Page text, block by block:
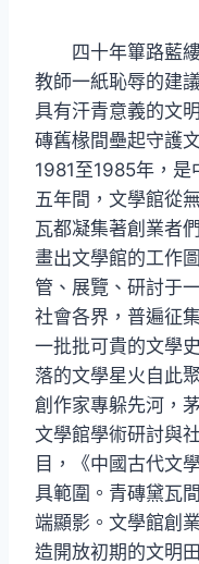
四十年篳路藍
教師一紙恥辱的建
具有汗青意義的文
磚舊椽間壘起守護
1981至1985年，是
五年間，文學館從
瓦都凝集著創業者
畫出文學館的工作
管、展覽、研討于
社會各界，普遍征
一批批可貴的文學
落的文學星火自此
創作家專躲先河，
文學館學術研討與
目，《中國古代文
具範圍。青磚黛瓦
端顯影。文學館創
造開放初期的文明